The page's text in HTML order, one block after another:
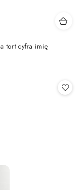
tort cyfra imię